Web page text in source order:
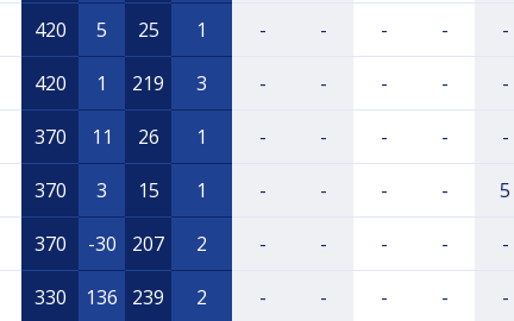
420 5 25 1 - - - - -
420 1 219 3 - - - - -
370 11 26 1 - - - - -
370 3 15 1 - - - - 5
370 -30 207 2 - - - - -
330 136 239 2 - - - - -